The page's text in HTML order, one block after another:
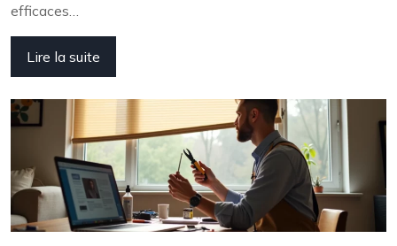
efficaces…
Lire la suite